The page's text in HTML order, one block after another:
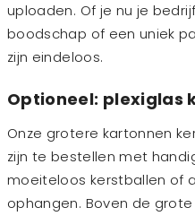
uploaden. Of je nu je
boodschap of een uniek
zijn eindeloos.
Optioneel: plexiglas
Onze grotere kartonnen
zijn te bestellen met
moeiteloos kerstballen of
ophangen. Boven de